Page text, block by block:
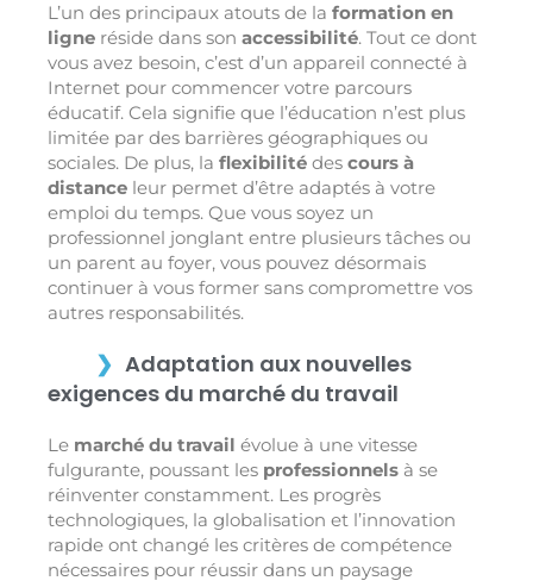
L’un des principaux atouts de la formation en
ligne réside dans son accessibilité. Tout ce dont
vous avez besoin, c’est d’un appareil connecté à
Internet pour commencer votre parcours
éducatif. Cela signifie que l’éducation n’est plus
limitée par des barrières géographiques ou
sociales. De plus, la flexibilité des cours à
distance leur permet d’être adaptés à votre
emploi du temps. Que vous soyez un
professionnel jonglant entre plusieurs tâches ou
un parent au foyer, vous pouvez désormais
continuer à vous former sans compromettre vos
autres responsabilités.
Adaptation aux nouvelles
exigences du marché du travail
Le marché du travail évolue à une vitesse
fulgurante, poussant les professionnels à se
réinventer constamment. Les progrès
technologiques, la globalisation et l’innovation
rapide ont changé les critères de compétence
nécessaires pour réussir dans un paysage